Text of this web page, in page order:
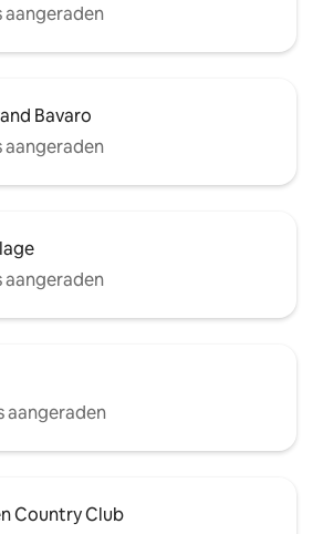
aangeraden
Bavaro
aangeraden
aangeraden
aangeraden
Country Club